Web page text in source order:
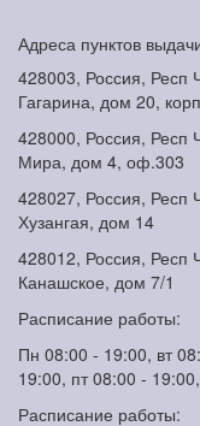
Адреса пунктов
428003, Россия, Респ
Гагарина, дом 20,
428000, Россия, Респ
Мира, дом 4, оф.303
428027, Россия, Респ
Хузангая, дом 14
428012, Россия, Респ
Канашское, дом 7/1
Расписание работы:
Пн 08:00 - 19:00, вт
19:00, пт 08:00 -
Расписание работы: